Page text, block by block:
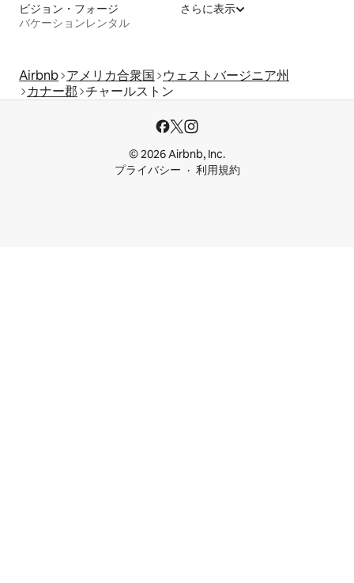
ピジョン・フォージ
バケーションレンタル
さらに表示
Airbnb アメリカ合衆国
ウェストバージニア州
カナー郡 チャールストン
© 2026 Airbnb, Inc.
プライバシー
利用規約